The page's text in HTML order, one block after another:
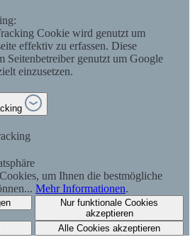
Cookie wird genutzt um
effektiv zu erfassen. Diese
Seitenbetreiber genutzt um Google
einzusetzen.
um Ihnen die bestmögliche
Mehr Informationen.
Nur funktionale Cookies
akzeptieren
Alle Cookies akzeptieren